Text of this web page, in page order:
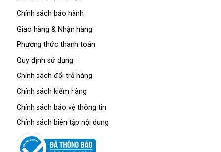
Chính sách bảo hành
Giao hàng & Nhận hàng
Phương thức thanh toán
Quy định sử dụng
Chính sách đổi trả hàng
Chính sách kiểm hàng
Chính sách bảo vệ thông tin
Chính sách biên tập nội dung